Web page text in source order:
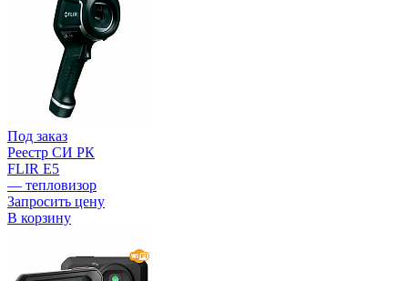
Под заказ
Реестр СИ РК
FLIR E5
— тепловизор
Запросить цену
В корзину